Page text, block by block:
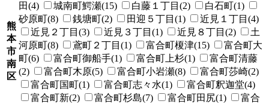
熊
本
市
南
区
田(4)
城南町鰐瀬(15) 白藤１丁目(2)
白石町(1)
砂原町(8)
銭塘町(2) 田迎５丁目(1)
近見１丁目(4)
近見２丁目(3)
近見３丁目(1) 近見８丁目(2)
土
河原町(8)
鳶町２丁目(1) 富合町榎津(15)
富合町大
町(6)
富合町御船手(1) 富合町上杉(1)
富合町清藤
(2)
富合町木原(5) 富合町小岩瀬(8)
富合町莎崎(2)
富合町国町(1)
富合町志々水(1)
富合町釈迦堂(4)
富合町新(2)
富合町杉島(7) 富合町田尻(1)
富合